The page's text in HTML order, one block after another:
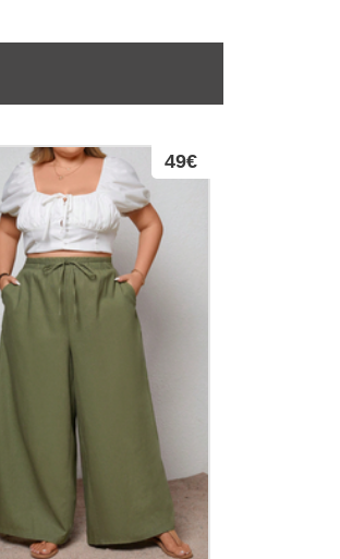
49€